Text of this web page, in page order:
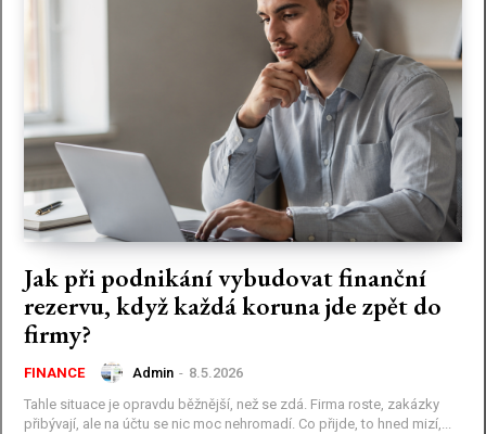
Jak při podnikání vybudovat finanční
rezervu, když každá koruna jde zpět do
firmy?
FINANCE Admin - 8.5.2026
Tahle situace je opravdu běžnější, než se zdá. Firma roste, zakázky
přibývají, ale na účtu se nic moc nehromadí. Co přijde, to hned mizí,...